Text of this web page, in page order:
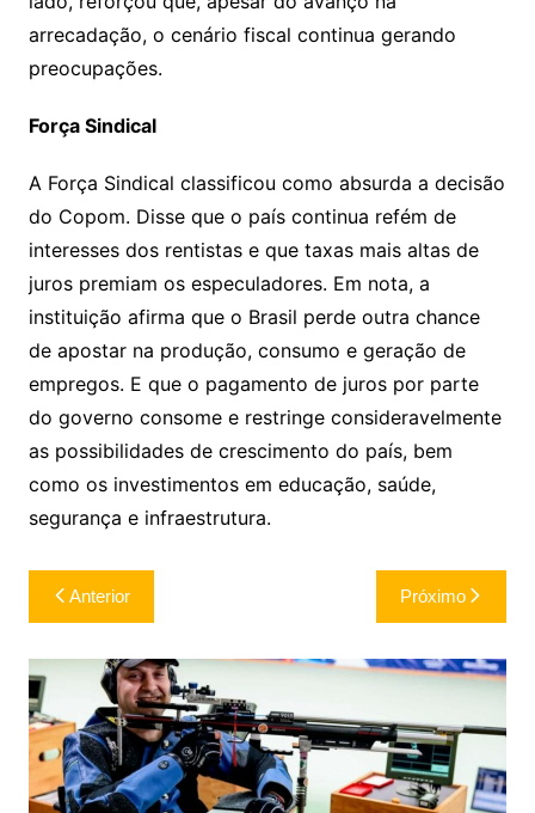
arrecadação, o cenário fiscal continua gerando
preocupações.
Força Sindical
A Força Sindical classificou como absurda a decisão
do Copom. Disse que o país continua refém de
interesses dos rentistas e que taxas mais altas de
juros premiam os especuladores. Em nota, a
instituição afirma que o Brasil perde outra chance
de apostar na produção, consumo e geração de
empregos. E que o pagamento de juros por parte
do governo consome e restringe consideravelmente
as possibilidades de crescimento do país, bem
como os investimentos em educação, saúde,
segurança e infraestrutura.
Navegação
de
Post
Anterior Próximo